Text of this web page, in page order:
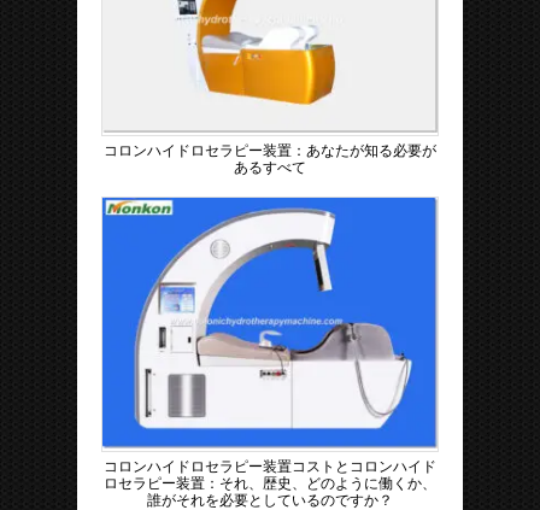
コロンハイドロセラピー装置：あなたが知る必要が
あるすべて
コロンハイドロセラピー装置コストとコロンハイド
ロセラピー装置：それ、歴史、どのように働くか、
誰がそれを必要としているのですか？